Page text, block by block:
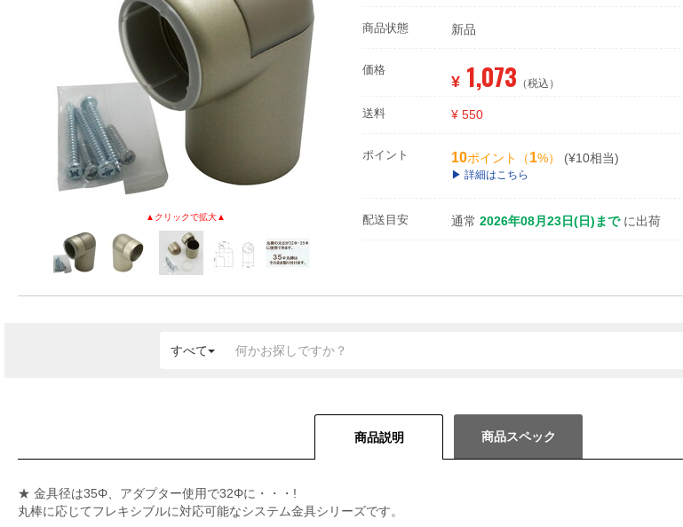
商品状態 新品
価格
¥ 1,073 （税込）
送料 ¥ 550
ポイント 10ポイント（1%） (¥10相当)
詳細はこちら
配送目安 通常 2026年08月23日(日)まで に出荷
すべて
商品説明 商品スペック
★ 金具径は35Φ、アダプター使用で32Φに・・・!
丸棒に応じてフレキシブルに対応可能なシステム金具シリーズです。